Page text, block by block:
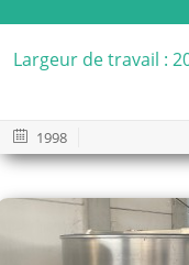
Largeur de travail :
1998